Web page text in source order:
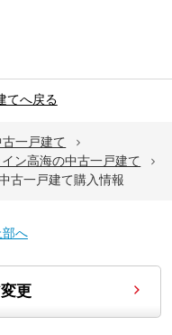
てへ戻る
古一戸建て
ン高海の中古一戸建て
古一戸建て購入情報
部へ
更